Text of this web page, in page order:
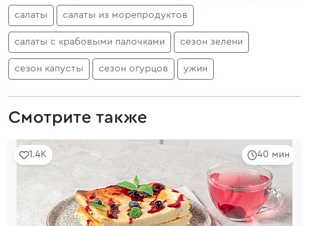
салаты салаты из морепродуктов
салаты с крабовыми палочками сезон зелени
сезон капусты сезон огурцов ужин
Смотрите также
40 мин
1.4K